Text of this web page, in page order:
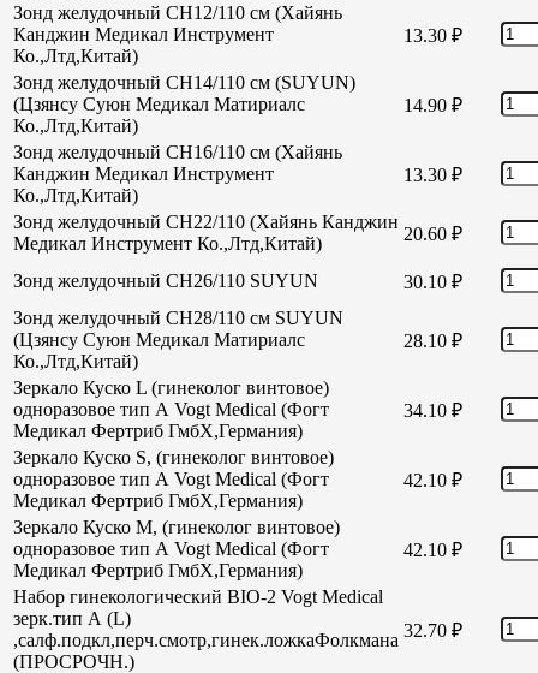
Зонд желудочный CH12/110 см (Хайянь
Канджин Медикал Инструмент
Ко.,Лтд,Китай)
13.30 ₽
Зонд желудочный CH14/110 см (SUYUN)
(Цзянсу Суюн Медикал Матириалс
Ко.,Лтд,Китай)
14.90 ₽
Зонд желудочный CH16/110 см (Хайянь
Канджин Медикал Инструмент
Ко.,Лтд,Китай)
13.30 ₽
Зонд желудочный СН22/110 (Хайянь Канджин
Медикал Инструмент Ко.,Лтд,Китай)
20.60 ₽
Зонд желудочный СН26/110 SUYUN 30.10 ₽
Зонд желудочный СН28/110 см SUYUN
(Цзянсу Суюн Медикал Матириалс
Ко.,Лтд,Китай)
28.10 ₽
Зеркало Куско L (гинеколог винтовое)
одноразовое тип А Vogt Medical (Фогт
Медикал Фертриб ГмбХ,Германия)
34.10 ₽
Зеркало Куско S, (гинеколог винтовое)
одноразовое тип А Vogt Medical (Фогт
Медикал Фертриб ГмбХ,Германия)
42.10 ₽
Зеркало Куско М, (гинеколог винтовое)
одноразовое тип А Vogt Medical (Фогт
Медикал Фертриб ГмбХ,Германия)
42.10 ₽
Набор гинекологический BIO-2 Vogt Medical
зерк.тип А (L)
,салф.подкл,перч.смотр,гинек.ложкаФолкмана
(ПРОСРОЧН.)
32.70 ₽